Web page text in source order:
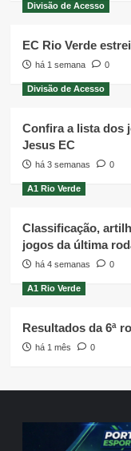
Divisão de Acesso
EC Rio Verde
há 1 semana 0
Divisão de Acesso
Confira a lista dos
Jesus EC
há 3 semanas 0
A1 Rio Verde
Classificação,
jogos da última
há 4 semanas 0
A1 Rio Verde
Resultados da 6ª
há 1 mês 0